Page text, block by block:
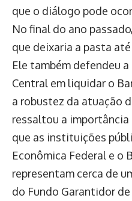
que o diálogo pode
No final do ano
que deixaria a pasta
Ele também defendeu
Central em liquidar o
a robustez da atuação
ressaltou a
que as instituições
Econômica Federal e o
representam cerca de
do Fundo Garantidor de